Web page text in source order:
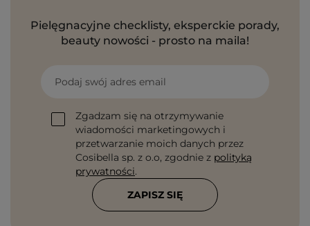
Pielęgnacyjne checklisty, eksperckie porady,
beauty nowości - prosto na maila!
Podaj swój adres email
Zgadzam się na otrzymywanie
wiadomości marketingowych i
przetwarzanie moich danych przez
Cosibella sp. z o.o, zgodnie z polityką
prywatności.
ZAPISZ SIĘ